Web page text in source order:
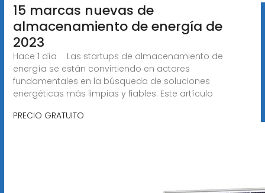
15 marcas nuevas de
almacenamiento de energía de
2023
Hace 1 día · Las startups de almacenamiento de
energía se están convirtiendo en actores
fundamentales en la búsqueda de soluciones
energéticas más limpias y fiables. Este artículo
PRECIO GRATUITO